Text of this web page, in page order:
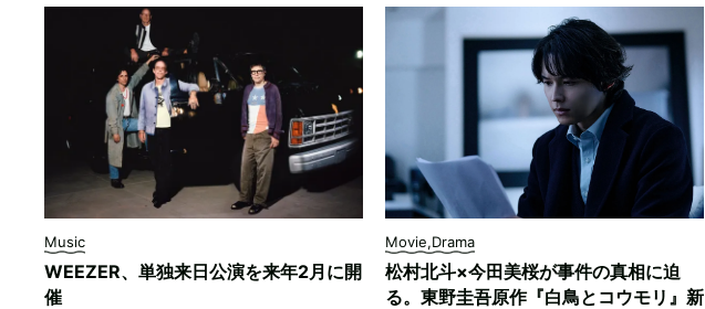
Music
WEEZER、単独来日公演を来年2月に開
催
Movie,Drama
松村北斗×今田美桜が事件の真相に迫
る。東野圭吾原作『白鳥とコウモリ』新